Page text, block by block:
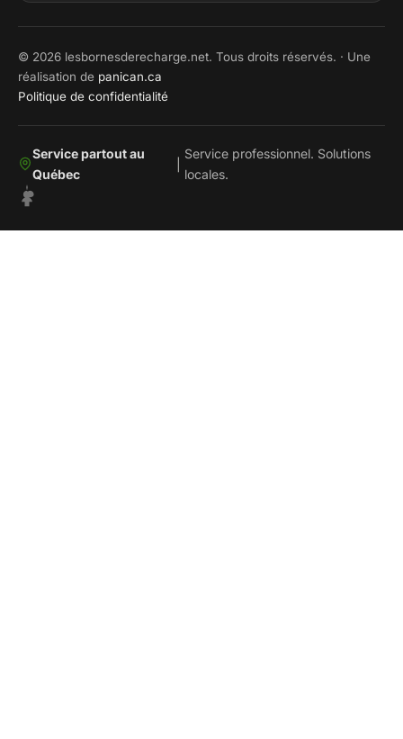
© 2026 lesbornesderecharge.net. Tous droits réservés. · Une
réalisation de panican.ca
Politique de confidentialité
Service partout au
Québec
Service professionnel. Solutions
locales.